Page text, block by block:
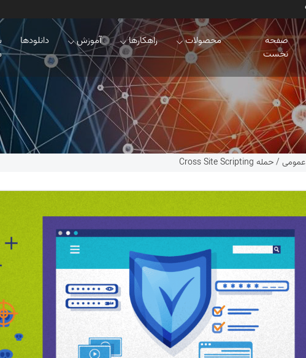
صفحه
نخست
محصولات راهکارها آموزش دانلودها
عمومی /حمله Cross Site Scripting